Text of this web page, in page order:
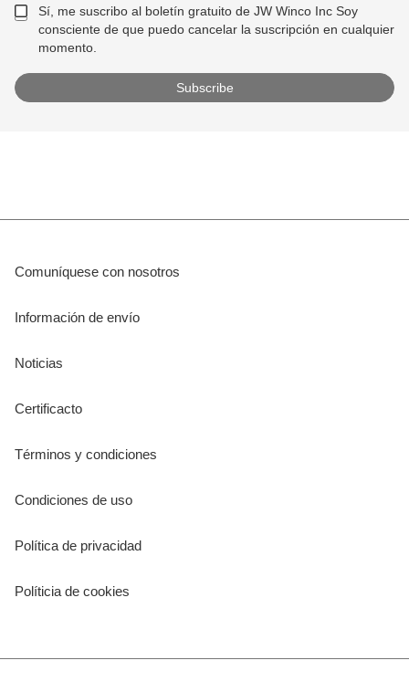
Sí, me suscribo al boletín gratuito de JW Winco Inc Soy
consciente de que puedo cancelar la suscripción en cualquier
momento.
Comuníquese con nosotros
Información de envío
Noticias
Certificacto
Términos y condiciones
Condiciones de uso
Política de privacidad
Políticia de cookies